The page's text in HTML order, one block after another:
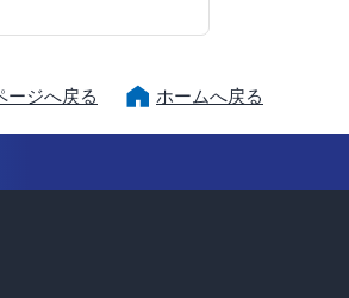
ージへ戻る ホームへ戻る